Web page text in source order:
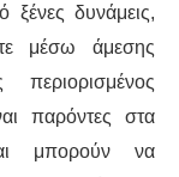
ξένες δυνάμεις,
μέσω άμεσης
παρόντες στα
μπορούν να